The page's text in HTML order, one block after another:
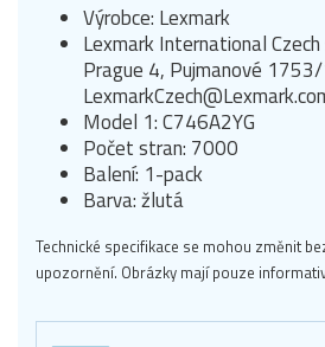
Výrobce: Lexmark
Lexmark International
Prague 4, Pujmanové
Model 1: C746A2YG
Počet stran: 7000
Balení: 1-pack
Barva: žlutá
Technické specifikace se mohou změnit
upozornění. Obrázky mají pouze